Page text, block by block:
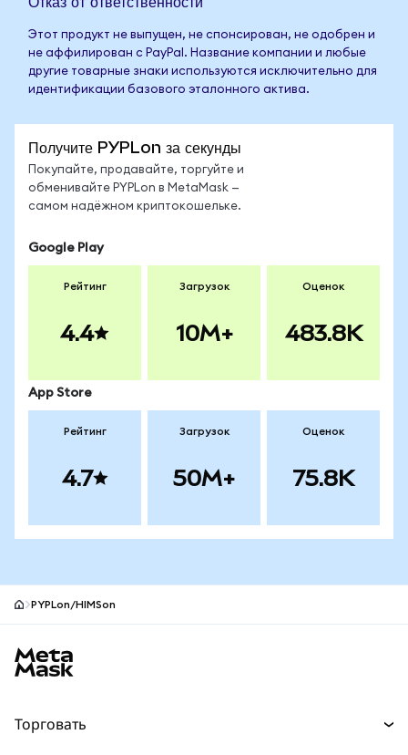
Этот продукт не выпущен, не спонсирован, не одобрен и
не аффилирован с PayPal. Название компании и любые
другие товарные знаки используются исключительно для
идентификации базового эталонного актива.
Получите PYPLon за секунды
Покупайте, продавайте, торгуйте и
обменивайте PYPLon в MetaMask —
самом надёжном криптокошельке.
Google Play
Рейтинг
4.4
Загрузок
10M+
Оценок
483.8K
App Store
Рейтинг
4.7
Загрузок
50M+
Оценок
75.8K
PYPLon/HIMSon
Торговать